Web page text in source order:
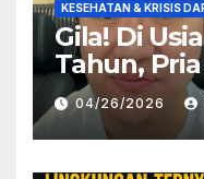
KESEHATAN & KRISIS
Gila! Di
Tahun,
Kanker
04/26/2026